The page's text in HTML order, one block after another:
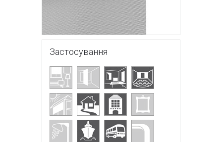
Застосування